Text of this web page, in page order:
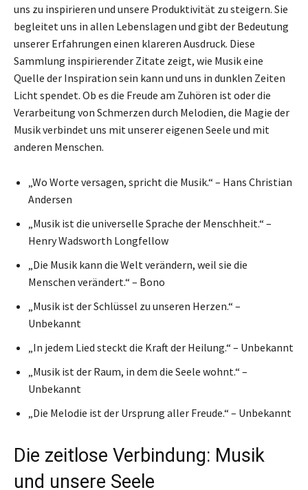
uns zu inspirieren und unsere Produktivität zu steigern. Sie
begleitet uns in allen Lebenslagen und gibt der Bedeutung
unserer Erfahrungen einen klareren Ausdruck. Diese
Sammlung inspirierender Zitate zeigt, wie Musik eine
Quelle der Inspiration sein kann und uns in dunklen Zeiten
Licht spendet. Ob es die Freude am Zuhören ist oder die
Verarbeitung von Schmerzen durch Melodien, die Magie der
Musik verbindet uns mit unserer eigenen Seele und mit
anderen Menschen.
„Wo Worte versagen, spricht die Musik.“ – Hans Christian
Andersen
„Musik ist die universelle Sprache der Menschheit.“ –
Henry Wadsworth Longfellow
„Die Musik kann die Welt verändern, weil sie die
Menschen verändert.“ – Bono
„Musik ist der Schlüssel zu unseren Herzen.“ –
Unbekannt
„In jedem Lied steckt die Kraft der Heilung.“ – Unbekannt
„Musik ist der Raum, in dem die Seele wohnt.“ –
Unbekannt
„Die Melodie ist der Ursprung aller Freude.“ – Unbekannt
Die zeitlose Verbindung: Musik
und unsere Seele